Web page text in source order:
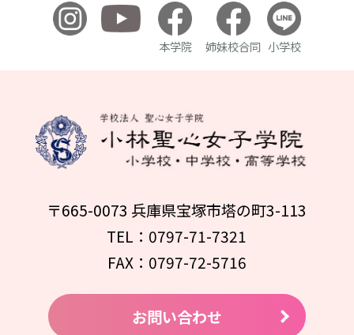
本学院 姉妹校合同 小学校
〒665-0073 兵庫県宝塚市塔の町3-113
TEL：0797-71-7321
FAX：0797-72-5716
お問い合わせ